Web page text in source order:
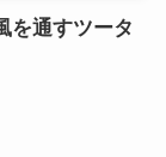
を通すツータ